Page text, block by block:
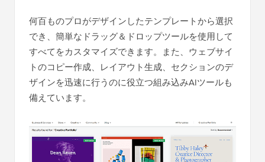
何百ものプロがデザインしたテンプレートから選択
でき、簡単なドラッグ＆ドロップツールを使用して
すべてをカスタマイズできます。また、ウェブサイ
トのコピー作成、レイアウト生成、セクションのデ
ザインを迅速に行うのに役立つ組み込みAIツールも
備えています。